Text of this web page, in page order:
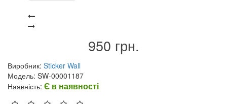
950 грн.
Виробник: Sticker Wall
Модель: SW-00001187
Наявність: Є в наявності